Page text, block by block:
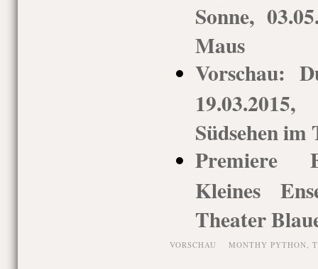
Sonne,
Maus
Vorschau:
Südsehen
Premiere
Kleines
Theater
VORSCHAU MONTHY PYTHON,